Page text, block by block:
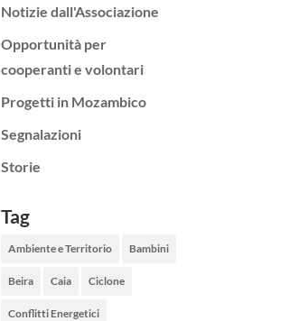
Notizie dall'Associazione
Opportunità per
cooperanti e volontari
Progetti in Mozambico
Segnalazioni
Storie
Tag
Ambiente e Territorio Bambini
Beira Caia Ciclone
Conflitti Energetici